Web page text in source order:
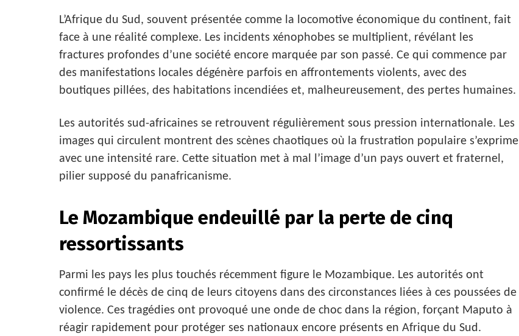
L’Afrique du Sud, souvent présentée comme la locomotive économique du continent, fait
face à une réalité complexe. Les incidents xénophobes se multiplient, révélant les
fractures profondes d’une société encore marquée par son passé. Ce qui commence par
des manifestations locales dégénère parfois en affrontements violents, avec des
boutiques pillées, des habitations incendiées et, malheureusement, des pertes humaines.
Les autorités sud-africaines se retrouvent régulièrement sous pression internationale. Les
images qui circulent montrent des scènes chaotiques où la frustration populaire s’exprime
avec une intensité rare. Cette situation met à mal l’image d’un pays ouvert et fraternel,
pilier supposé du panafricanisme.
Le Mozambique endeuillé par la perte de cinq
ressortissants
Parmi les pays les plus touchés récemment figure le Mozambique. Les autorités ont
confirmé le décès de cinq de leurs citoyens dans des circonstances liées à ces poussées de
violence. Ces tragédies ont provoqué une onde de choc dans la région, forçant Maputo à
réagir rapidement pour protéger ses nationaux encore présents en Afrique du Sud.